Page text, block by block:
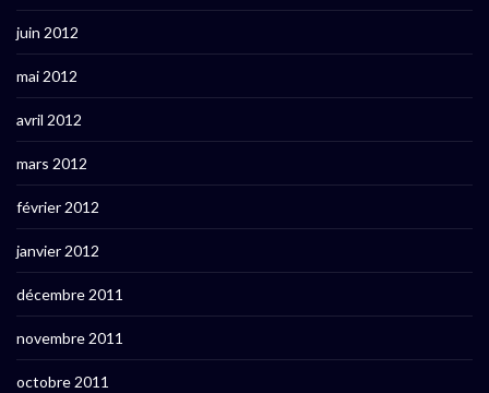
juin 2012
mai 2012
avril 2012
mars 2012
février 2012
janvier 2012
décembre 2011
novembre 2011
octobre 2011